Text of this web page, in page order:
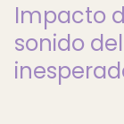
Impacto
sonido